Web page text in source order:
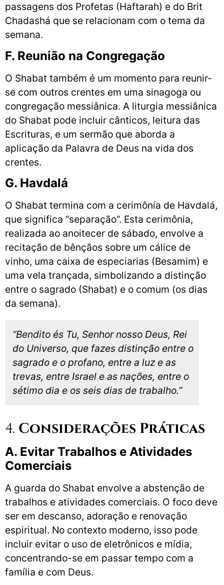
passagens dos Profetas (Haftarah) e do Brit
Chadashá que se relacionam com o tema da
semana.
F. Reunião na Congregação
O Shabat também é um momento para reunir-
se com outros crentes em uma sinagoga ou
congregação messiânica. A liturgia messiânica
do Shabat pode incluir cânticos, leitura das
Escrituras, e um sermão que aborda a
aplicação da Palavra de Deus na vida dos
crentes.
G. Havdalá
O Shabat termina com a cerimônia de Havdalá,
que significa “separação”. Esta cerimônia,
realizada ao anoitecer de sábado, envolve a
recitação de bênçãos sobre um cálice de
vinho, uma caixa de especiarias (Besamim) e
uma vela trançada, simbolizando a distinção
entre o sagrado (Shabat) e o comum (os dias
da semana).
“Bendito és Tu, Senhor nosso Deus, Rei
do Universo, que fazes distinção entre o
sagrado e o profano, entre a luz e as
trevas, entre Israel e as nações, entre o
sétimo dia e os seis dias de trabalho.”
4. Considerações Práticas
A. Evitar Trabalhos e Atividades
Comerciais
A guarda do Shabat envolve a abstenção de
trabalhos e atividades comerciais. O foco deve
ser em descanso, adoração e renovação
espiritual. No contexto moderno, isso pode
incluir evitar o uso de eletrônicos e mídia,
concentrando-se em passar tempo com a
família e com Deus.